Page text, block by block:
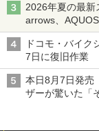
2026年夏の最
arrows、
ドコモ・バイ
7日に復旧作業
本日8月7日発売
ザーが驚いた「